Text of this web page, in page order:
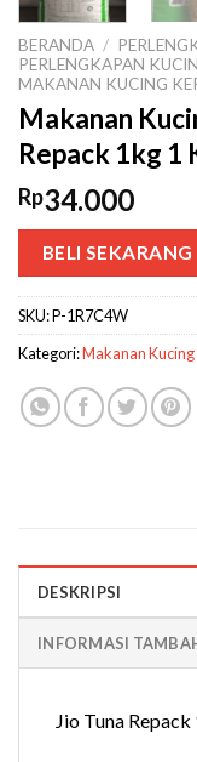
BERANDA /
PERLENGKAPAN
MAKANAN KUCING
Makanan
Repack 1kg 1
Rp34.000
BELI SEKARANG
SKU:P-1R7C4W
Kategori:Makanan
DESKRIPSI
INFORMASI
Jio Tuna Repack